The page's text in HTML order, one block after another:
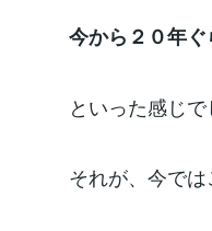
今から２０年
といった感じで
それが、今では